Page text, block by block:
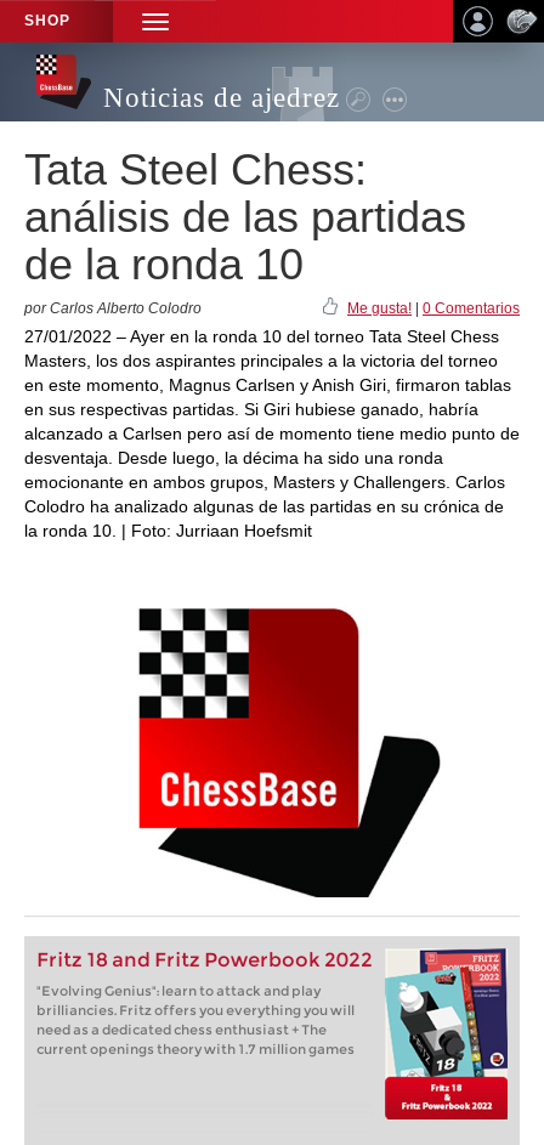
SHOP
TOGGLE
NAVIGATION
Noticias de ajedrez
Tata Steel Chess:
análisis de las partidas
de la ronda 10
por Carlos Alberto Colodro Me gusta! 0 Comentarios
27/01/2022 – Ayer en la ronda 10 del torneo Tata Steel Chess
Masters, los dos aspirantes principales a la victoria del torneo
en este momento, Magnus Carlsen y Anish Giri, firmaron tablas
en sus respectivas partidas. Si Giri hubiese ganado, habría
alcanzado a Carlsen pero así de momento tiene medio punto de
desventaja. Desde luego, la décima ha sido una ronda
emocionante en ambos grupos, Masters y Challengers. Carlos
Colodro ha analizado algunas de las partidas en su crónica de
la ronda 10. | Foto: Jurriaan Hoefsmit
Fritz 18 and Fritz Powerbook 2022
"Evolving Genius": learn to attack and play
brilliancies. Fritz offers you everything you will
need as a dedicated chess enthusiast + The
current openings theory with 1.7 million games